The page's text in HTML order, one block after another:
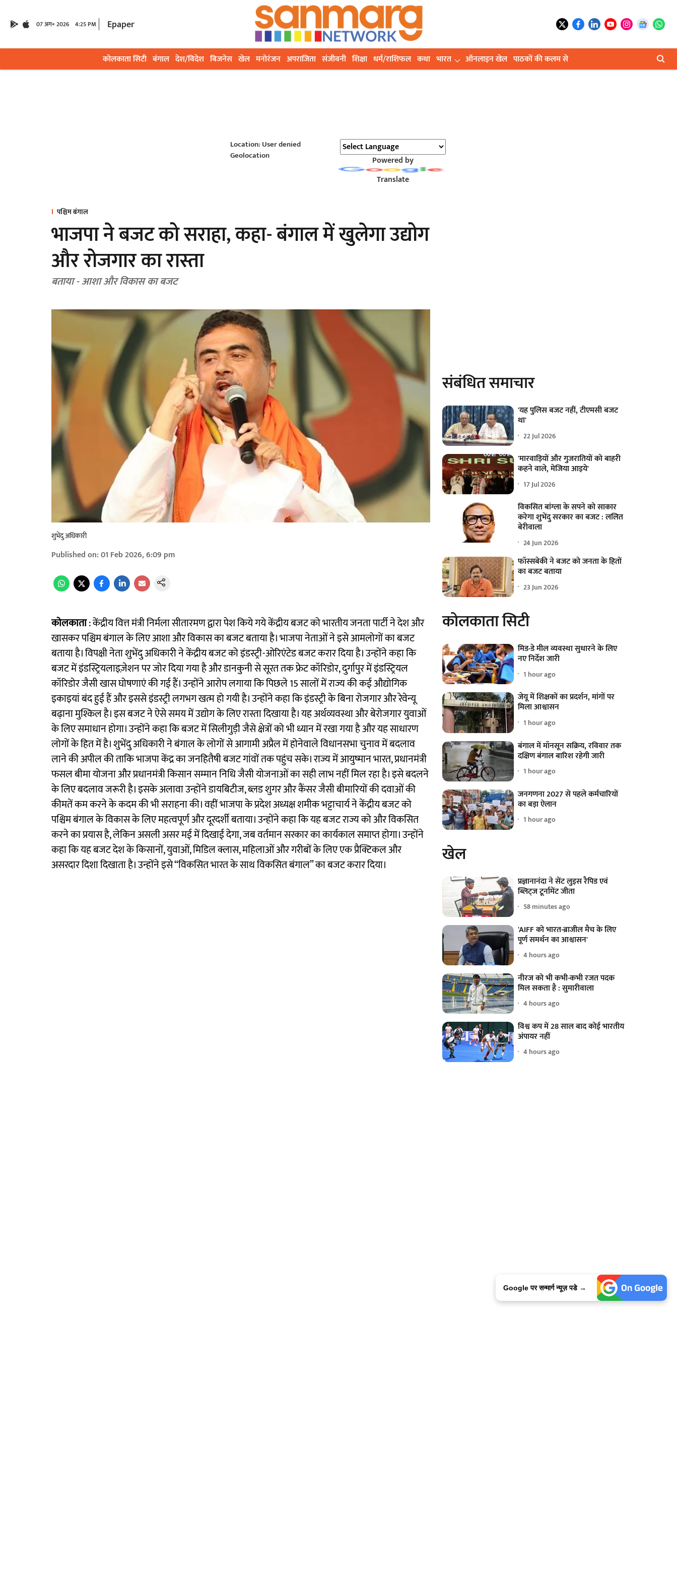
07 अग॰ 2026 4:25 PM Epaper
कोलकाता सिटी बंगाल देश/विदेश बिजनेस खेल मनोरंजन अपराजिता संजीवनी शिक्षा धर्म/राशिफल कथा भारत ऑनलाइन खेल पाठकों की कलम से
Location: User denied
Geolocation
Powered by
Translate
पश्चिम बंगाल
भाजपा ने बजट को सराहा, कहा- बंगाल में खुलेगा उद्योग
और रोजगार का रास्ता
बताया - आशा और विकास का बजट
शुभेंदु अधिकारी
Published on:01 Feb 2026, 6:09 pm
कोलकाता: केंद्रीय वित्त मंत्री निर्मला सीतारमण द्वारा पेश किये गये केंद्रीय बजट को भारतीय जनता पार्टी ने देश और
खासकर पश्चिम बंगाल के लिए आशा और विकास का बजट बताया है। भाजपा नेताओं ने इसे आमलोगों का बजट
बताया है। विपक्षी नेता शुभेंदु अधिकारी ने केंद्रीय बजट को इंडस्ट्री-ओरिएंटेड बजट करार दिया है। उन्होंने कहा कि
बजट में इंडस्ट्रियलाइज़ेशन पर जोर दिया गया है और डानकुनी से सूरत तक फ्रेट कॉरिडोर, दुर्गापुर में इंडस्ट्रियल
कॉरिडोर जैसी खास घोषणाएं की गई हैं। उन्होंने आरोप लगाया कि पिछले 15 सालों में राज्य की कई औद्योगिक
इकाइयां बंद हुई हैं और इससे इंडस्ट्री लगभग खत्म हो गयी है। उन्होंने कहा कि इंडस्ट्री के बिना रोजगार और रेवेन्यू
बढ़ाना मुश्किल है। इस बजट ने ऐसे समय में उद्योग के लिए रास्ता दिखाया है। यह अर्थव्यवस्था और बेरोजगार युवाओं
के लिए समाधान होगा। उन्होंने कहा कि बजट में सिलीगुड़ी जैसे क्षेत्रों को भी ध्यान में रखा गया है और यह साधारण
लोगों के हित में है। शुभेंदु अधिकारी ने बंगाल के लोगों से आगामी अप्रैल में होनेवाले विधानसभा चुनाव में बदलाव
लाने की अपील की ताकि भाजपा केंद्र का जनहितैषी बजट गांवों तक पहुंच सके। राज्य में आयुष्मान भारत, प्रधानमंत्री
फसल बीमा योजना और प्रधानमंत्री किसान सम्मान निधि जैसी योजनाओं का सही लाभ नहीं मिल रहा है। इसे बदलने
के लिए बदलाव जरूरी है। इसके अलावा उन्होंने डायबिटीज, ब्लड शुगर और कैंसर जैसी बीमारियों की दवाओं की
कीमतें कम करने के कदम की भी सराहना की। वहीं भाजपा के प्रदेश अध्यक्ष शमीक भट्टाचार्य ने केंद्रीय बजट को
पश्चिम बंगाल के विकास के लिए महत्वपूर्ण और दूरदर्शी बताया। उन्होंने कहा कि यह बजट राज्य को और विकसित
करने का प्रयास है, लेकिन असली असर मई में दिखाई देगा, जब वर्तमान सरकार का कार्यकाल समाप्त होगा। उन्हाेंने
कहा कि यह बजट देश के किसानों, युवाओं, मिडिल क्लास, महिलाओं और गरीबों के लिए एक प्रैक्टिकल और
असरदार दिशा दिखाता है। उन्होंने इसे “विकसित भारत के साथ विकसित बंगाल” का बजट करार दिया।
संबंधित समाचार
'यह पुलिस बजट नहीं, टीएमसी बजट
था'
22 Jul 2026
'मारवाड़ियों और गुजरातियों को बाहरी
कहने वाले, मेजिया आइये'
17 Jul 2026
विकसित बांग्ला के सपने को साकार
करेगा शुभेंदु सरकार का बजट : ललित
बेरीवाला
24 Jun 2026
फॉस्सबेकी ने बजट को जनता के हितों
का बजट बताया
23 Jun 2026
कोलकाता सिटी
मिड-डे मील व्यवस्था सुधारने के लिए
नए निर्देश जारी
1 hour ago
जेयू में शिक्षकों का प्रदर्शन, मांगों पर
मिला आश्वासन
1 hour ago
बंगाल में मॉनसून सक्रिय, रविवार तक
दक्षिण बंगाल बारिश रहेगी जारी
1 hour ago
जनगणना 2027 से पहले कर्मचारियों
का बड़ा ऐलान
1 hour ago
खेल
प्रज्ञानानंदा ने सेंट लुइस रैपिड एवं
ब्लिट्ज टूर्नामेंट जीता
58 minutes ago
'AIFF को भारत-ब्राजील मैच के लिए
पूर्ण समर्थन का आश्वासन'
4 hours ago
नीरज को भी कभी-कभी रजत पदक
मिल सकता है : सुमारीवाला
4 hours ago
विश्व कप में 28 साल बाद कोई भारतीय
अंपायर नहीं
4 hours ago
Google पर सन्मार्ग न्यूज़ पडे →